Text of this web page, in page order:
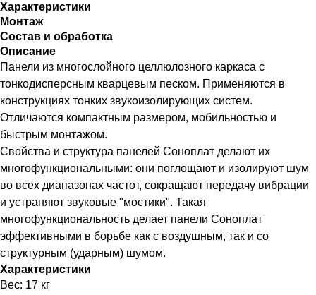
Характеристики
Монтаж
Состав и обработка
Описание
Панели из многослойного целлюлозного каркаса с
тонкодисперсным кварцевым песком. Применяются в
конструкциях тонких звукоизолирующих систем.
Отличаются компактным размером, мобильностью и
быстрым монтажом.
Свойства и структура панелей Соноплат делают их
многофункциональными: они поглощают и изолируют шум
во всех диапазонах частот, сокращают передачу вибрации
и устраняют звуковые "мостики". Такая
многофункциональность делает панели Соноплат
эффективными в борьбе как с воздушным, так и со
структурным (ударным) шумом.
Характеристики
Вес: 17 кг